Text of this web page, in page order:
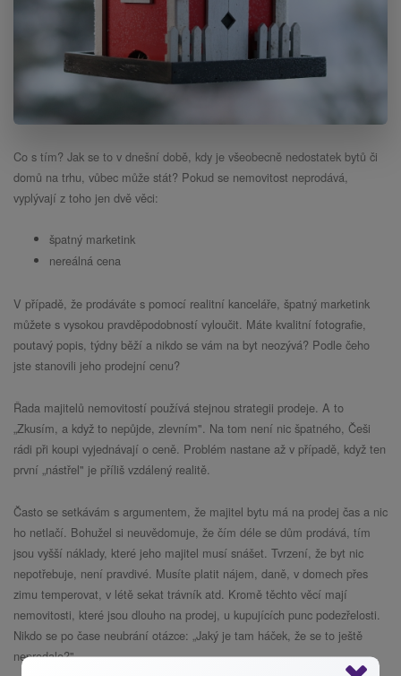
Co s tím? Jak se to v dnešní době, kdy je všeobecně nedostatek bytů či
domů na trhu, vůbec může stát? Pokud se nemovitost neprodává,
vyplývají z toho jen dvě věci:
špatný marketink
nereálná cena
V případě, že prodáváte s pomocí realitní kanceláře, špatný marketink
můžete s vysokou pravděpodobností vyloučit. Máte kvalitní fotografie,
poutavý popis, týdny běží a nikdo se vám na byt neozývá? Podle čeho
jste stanovili jeho prodejní cenu?
Řada majitelů nemovitostí používá stejnou strategii prodeje. A to
„Zkusím, a když to nepůjde, zlevním". Na tom není nic špatného, Češi
rádi při koupi vyjednávají o ceně. Problém nastane až v případě, když ten
první „nástřel" je příliš vzdálený realitě.
Často se setkávám s argumentem, že majitel bytu má na prodej čas a nic
ho netlačí. Bohužel si neuvědomuje, že čím déle se dům prodává, tím
jsou vyšší náklady, které jeho majitel musí snášet. Tvrzení, že byt nic
nepotřebuje, není pravdivé. Musíte platit nájem, daně, v domech přes
zimu temperovat, v létě sekat trávník atd. Kromě těchto věcí mají
nemovitosti, které jsou dlouho na prodej, u kupujících punc podezřelosti.
Nikdo se po čase neubrání otázce: „Jaký je tam háček, že se to ještě
neprodalo?"